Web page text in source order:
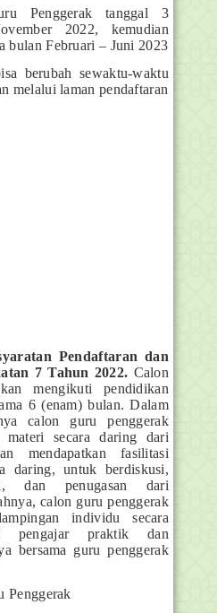
Penggerak tanggal 3
2022, kemudian
bulan Februari – Juni 2023
berubah sewaktu-waktu
melalui laman pendaftaran
Pendaftaran dan
7 Tahun 2022. Calon
mengikuti pendidikan
6 (enam) bulan. Dalam
calon guru penggerak
materi secara daring dari
mendapatkan fasilitasi
daring, untuk berdiskusi,
dan penugasan dari
calon guru penggerak
individu secara
pengajar praktik dan
bersama guru penggerak
Penggerak